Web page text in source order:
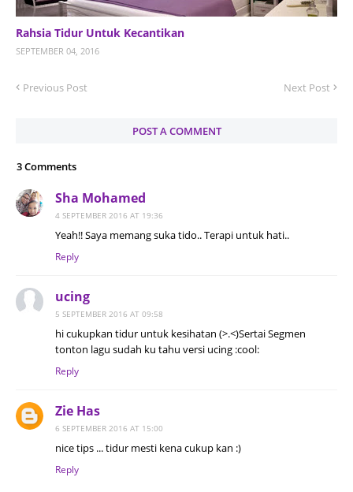
Rahsia Tidur Untuk Kecantikan
SEPTEMBER 04, 2016
Previous Post Next Post
POST A COMMENT
3 Comments
Sha Mohamed
4 SEPTEMBER 2016 AT 19:36
Yeah!! Saya memang suka tido.. Terapi untuk hati..
Reply
ucing
5 SEPTEMBER 2016 AT 09:58
hi cukupkan tidur untuk kesihatan (>.<)Sertai Segmen
tonton lagu sudah ku tahu versi ucing :cool:
Reply
Zie Has
6 SEPTEMBER 2016 AT 15:00
nice tips ... tidur mesti kena cukup kan :)
Reply